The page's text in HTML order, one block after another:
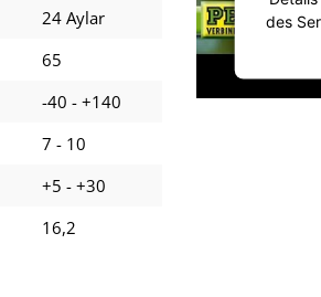
24 Aylar
65
-40 - +140
7 - 10
+5 - +30
16,2
des